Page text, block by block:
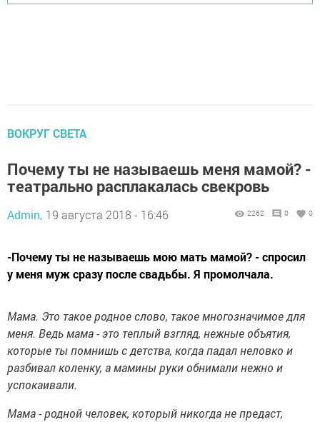
ВОКРУГ СВЕТА
Почему ты не называешь меня мамой? -
театрально расплакалась свекровь
Admin, 19 августа 2018 - 16:46 2262 0 0
-Почему ты не называешь мою мать мамой? - спросил
у меня муж сразу после свадьбы. Я промолчала.
Мама. Это такое родное слово, такое многозначимое для
меня. Ведь мама - это теплый взгляд, нежные объятия,
которые ты помнишь с детства, когда падал неловко и
разбивал коленку, а мамины руки обнимали нежно и
успокаивали.
Мама - родной человек, который никогда не предаст,